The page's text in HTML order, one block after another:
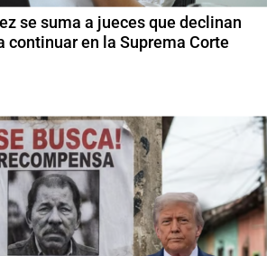
se suma a jueces que declinan
continuar en la Suprema Corte